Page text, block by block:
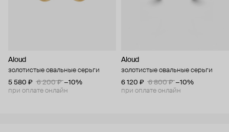
Aloud
золотистые овальные серьги
5 580 ₽
6 200 ₽ −10%
при оплате онлайн
Aloud
золотистые овальные серьги
6 120 ₽
6 800 ₽ −10%
при оплате онлайн